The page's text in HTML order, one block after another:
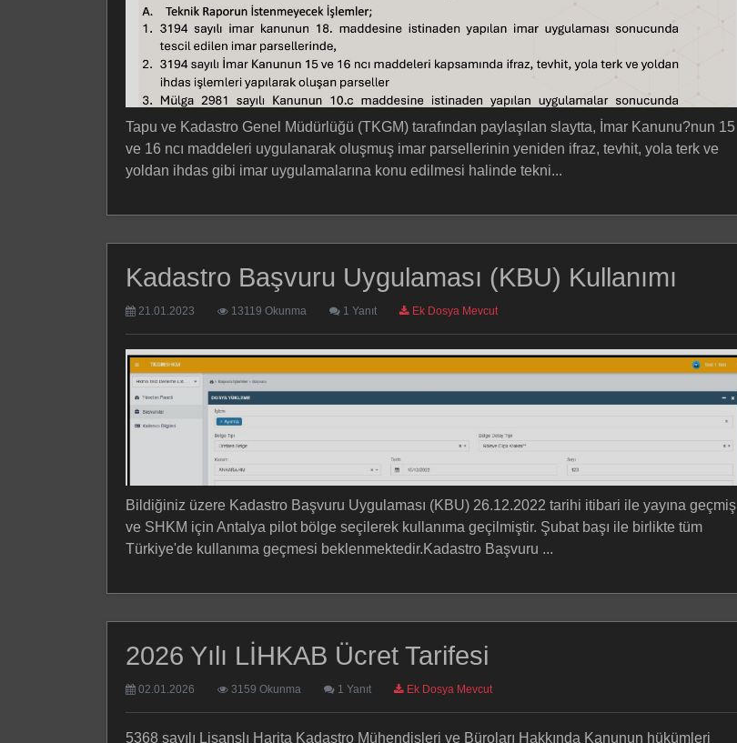
Tapu ve Kadastro Genel Müdürlüğü (TKGM) tarafından paylaşılan slaytta, İmar Kanunu?nun 15
ve 16 ncı maddeleri uygulanarak oluşmuş imar parsellerinin yeniden ifraz, tevhit, yola terk ve
yoldan ihdas gibi imar uygulamalarına konu edilmesi halinde tekni...
Kadastro Başvuru Uygulaması (KBU) Kullanımı
21.01.2023 13119 Okunma 1 Yanıt Ek Dosya Mevcut
Bildiğiniz üzere Kadastro Başvuru Uygulaması (KBU) 26.12.2022 tarihi itibari ile yayına geçmiş
ve SHKM için Antalya pilot bölge seçilerek kullanıma geçilmiştir. Şubat başı ile birlikte tüm
Türkiye'de kullanıma geçmesi beklenmektedir.Kadastro Başvuru ...
2026 Yılı LİHKAB Ücret Tarifesi
02.01.2026 3159 Okunma 1 Yanıt Ek Dosya Mevcut
5368 sayılı Lisanslı Harita Kadastro Mühendisleri ve Büroları Hakkında Kanunun hükümleri